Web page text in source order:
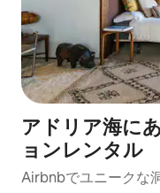
アドリア海に
ョンレンタル
Airbnbでユニークな